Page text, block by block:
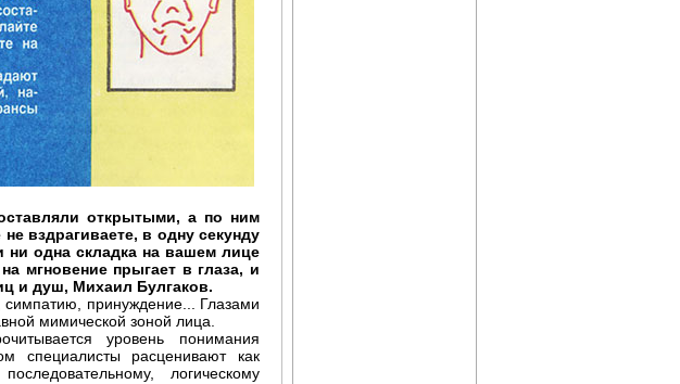
открытыми, а по ним
вздрагиваете, в одну секунду
ни одна складка на вашем лице
мгновение прыгает в глаза, и
и душ, Михаил Булгаков.
симпатию, принуждение... Глазами
мимической зоной лица.
уровень понимания
специалисты расценивают как
логическому